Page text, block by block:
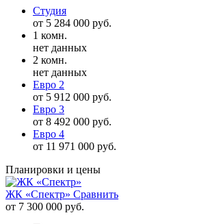
Студия
от 5 284 000 руб.
1 комн.
нет данных
2 комн.
нет данных
Евро 2
от 5 912 000 руб.
Евро 3
от 8 492 000 руб.
Евро 4
от 11 971 000 руб.
Планировки и цены
ЖК «Спектр» Сравнить
от 7 300 000 руб.